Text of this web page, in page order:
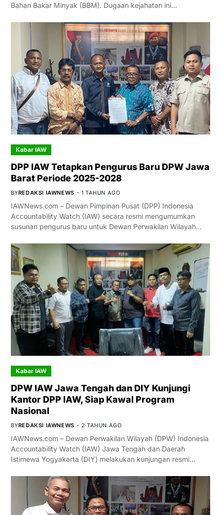
Bahan Bakar Minyak (BBM). Dugaan kejahatan ini…
Kabar IAW
DPP IAW Tetapkan Pengurus Baru DPW Jawa
Barat Periode 2025-2028
BYREDAKSI IAWNEWS 1 TAHUN AGO
IAWNews.com – Dewan Pimpinan Pusat (DPP) Indonesia
Accountability Watch (IAW) secara resmi mengumumkan
susunan pengurus baru untuk Dewan Perwakilan Wilayah…
Kabar IAW
DPW IAW Jawa Tengah dan DIY Kunjungi
Kantor DPP IAW, Siap Kawal Program
Nasional
BYREDAKSI IAWNEWS 2 TAHUN AGO
IAWNews.com – Dewan Perwakilan Wilayah (DPW) Indonesia
Accountability Watch (IAW) Jawa Tengah dan Daerah
Istimewa Yogyakarta (DIY) melakukan kunjungan resmi…